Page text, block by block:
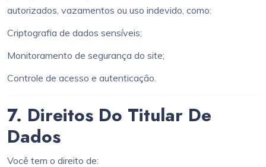
autorizados, vazamentos ou uso indevido, como:
Criptografia de dados sensíveis;
Monitoramento de segurança do site;
Controle de acesso e autenticação.
7. Direitos Do Titular De
Dados
Você tem o direito de: